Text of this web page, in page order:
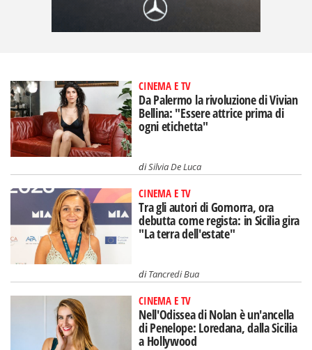
CINEMA E TV
Da Palermo la rivoluzione di Vivian
Bellina: "Essere attrice prima di
ogni etichetta"
diSilvia De Luca
CINEMA E TV
Tra gli autori di Gomorra, ora
debutta come regista: in Sicilia gira
"La terra dell'estate"
diTancredi Bua
CINEMA E TV
Nell'Odissea di Nolan è un'ancella
di Penelope: Loredana, dalla Sicilia
a Hollywood